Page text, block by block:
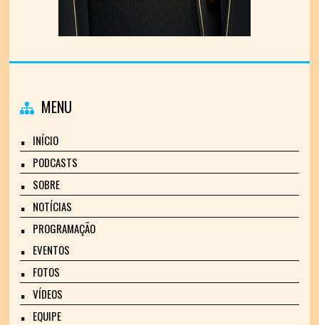
MENU
INÍCIO
PODCASTS
SOBRE
NOTÍCIAS
PROGRAMAÇÃO
EVENTOS
FOTOS
VÍDEOS
EQUIPE